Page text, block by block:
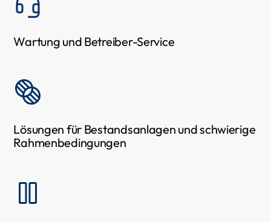
Wartung und Betreiber-Service
Lösungen für Bestandsanlagen und schwierige
Rahmenbedingungen